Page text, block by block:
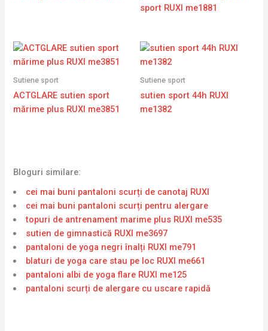
sport RUXI me1881
Sutiene sport
ACTGLARE sutien sport
mărime plus RUXI me3851
Sutiene sport
sutien sport 44h RUXI
me1382
Bloguri similare:
cei mai buni pantaloni scurți de canotaj RUXI
cei mai buni pantaloni scurți pentru alergare
topuri de antrenament marime plus RUXI me535
sutien de gimnastică RUXI me3697
pantaloni de yoga negri înalți RUXI me791
blaturi de yoga care stau pe loc RUXI me661
pantaloni albi de yoga flare RUXI me125
pantaloni scurți de alergare cu uscare rapidă